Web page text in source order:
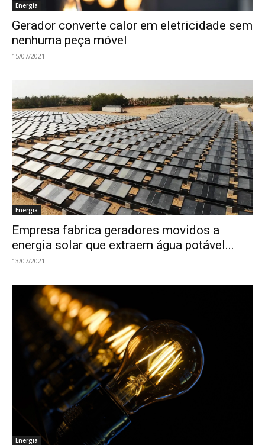
Energia
Gerador converte calor em eletricidade sem
nenhuma peça móvel
15/07/2021
Energia
Empresa fabrica geradores movidos a
energia solar que extraem água potável...
13/07/2021
Energia